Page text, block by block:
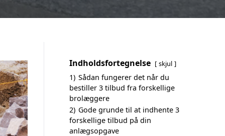
Indholdsfortegnelse skjul
1) Sådan fungerer det når du
bestiller 3 tilbud fra forskellige
brolæggere
2) Gode grunde til at indhente 3
forskellige tilbud på din
anlægsopgave